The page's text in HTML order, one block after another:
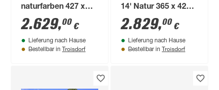
naturfarben 427 x
366 x 330 cm
2.629,00 €
Lieferung nach Hause
Bestellbar in Troisdorf
14' Natur 365 x 427 x
317,5 cm
2.829,00 €
Lieferung nach Hause
Bestellbar in Troisdorf